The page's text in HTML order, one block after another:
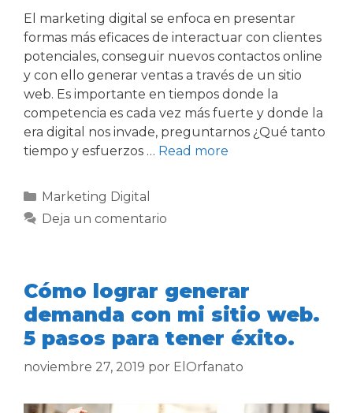
El marketing digital se enfoca en presentar
formas más eficaces de interactuar con clientes
potenciales, conseguir nuevos contactos online
y con ello generar ventas a través de un sitio
web. Es importante en tiempos donde la
competencia es cada vez más fuerte y donde la
era digital nos invade, preguntarnos ¿Qué tanto
tiempo y esfuerzos … Read more
Marketing Digital
Deja un comentario
Cómo lograr generar
demanda con mi sitio web.
5 pasos para tener éxito.
noviembre 27, 2019 por ElOrfanato